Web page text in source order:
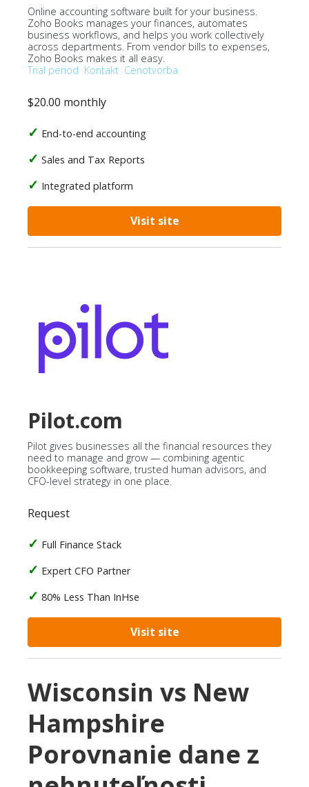
Online accounting software built for your business.
Zoho Books manages your finances, automates
business workflows, and helps you work collectively
across departments. From vendor bills to expenses,
Zoho Books makes it all easy.
Trial period Kontakt Cenotvorba
$20.00 monthly
End-to-end accounting
Sales and Tax Reports
Integrated platform
Visit site
Pilot.com
Pilot gives businesses all the financial resources they
need to manage and grow — combining agentic
bookkeeping software, trusted human advisors, and
CFO-level strategy in one place.
Request
Full Finance Stack
Expert CFO Partner
80% Less Than InHse
Visit site
Wisconsin vs New
Hampshire
Porovnanie dane z